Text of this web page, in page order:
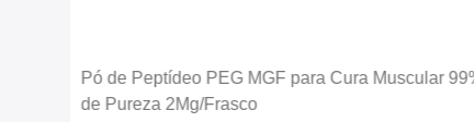
Pó de Peptídeo PEG MGF para Cura Muscular
de Pureza 2Mg/Frasco